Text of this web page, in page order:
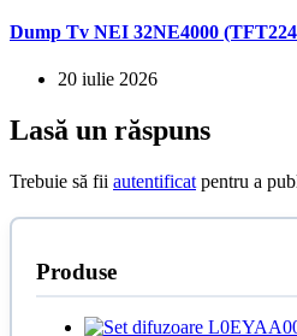
Dump Tv NEI 32NE4000
20 iulie 2026
Lasă un răspuns
Trebuie să fii autentificat pentru a
Produse